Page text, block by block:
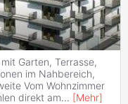
mit Garten, Terrasse,
im Nahbereich,
Vom Wohnzimmer
direkt am... [Mehr]